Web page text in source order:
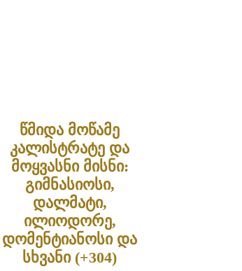
წმიდა მოწამე
კალისტრატე და
მოყვასნი მისნი:
გიმნასიოსი,
დალმატი,
ილიოდორე,
დომენტიანოსი და
სხვანი (+304)